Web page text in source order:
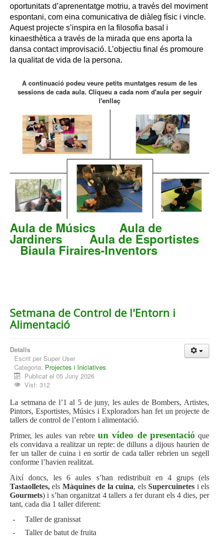
oportunitats d’aprenentatge motriu, a través del moviment
espontani, com eina comunicativa de diàleg físic i vincle.
Aquest projecte s’inspira en la filosofia basal i
kinaesthètica a través de la mirada que ens aporta la
dansa contact improvisació. L’objectiu final és promoure
la qualitat de vida de la persona.
A continuació podeu veure petits muntatges resum de les
sessions de cada aula. Cliqueu a cada nom d'aula per seguir
l'enllaç
Aula de Músics Aula de
Jardiners Aula de Esportistes
Biaula Firaires-Inventors
Setmana de Control de l'Entorn i
Alimentació
Detalls
Escrit per Super User
Categoria: Projectes i Iniciatives
Publicat el 05 Juny 2026
Vist: 312
La setmana de l’1 al 5 de juny, les aules de Bombers, Artistes,
Pintors, Esportistes, Músics i Exploradors han fet un projecte de
tallers de control de l’entorn i alimentació.
Primer, les aules van rebreun vídeo de presentació que
els convidava a realitzar un repte: de dilluns a dijous haurien de
fer un taller de cuina i en sortir de cada taller rebrien un segell
conforme l’havien realitzat.
Així doncs, les 6 aules s’han redistribuït en 4 grups (els
Tastaolletes, els Màquines de la cuina, elsSupercuinetes i els
Gourmets) i s’han organitzat 4 tallers a fer durant els 4 dies, per
tant, cada dia 1 taller diferent:
-
Taller de granissat
-
Taller de batut de fruita